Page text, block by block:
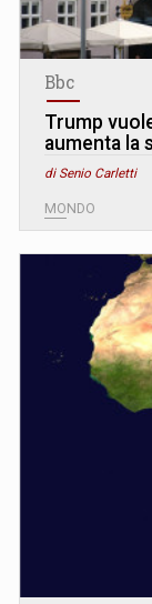
Bbc
Trump
aumenta la
di Senio Carletti
MONDO